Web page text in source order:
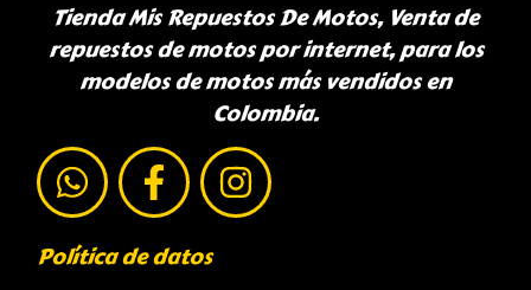
Tienda Mis Repuestos De Motos, Venta de
repuestos de motos por internet, para los
modelos de motos más vendidos en
Colombia.
Política de datos